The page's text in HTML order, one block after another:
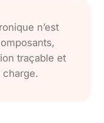
n’est
traçable et
charge.